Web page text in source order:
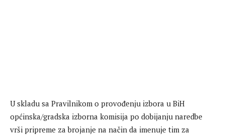
U skladu sa Pravilnikom o provođenju izbora u BiH
općinska/gradska izborna komisija po dobijanju naredbe
vrši pripreme za brojanje na način da imenuje tim za